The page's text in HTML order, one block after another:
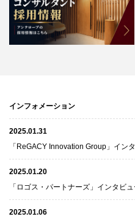
インフォメーション
2025.01.31
「ReGACY Innovation Group」イン
2025.01.20
「ロゴス・パートナーズ」インタビ
2025.01.06